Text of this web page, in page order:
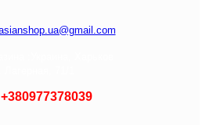
380977378039